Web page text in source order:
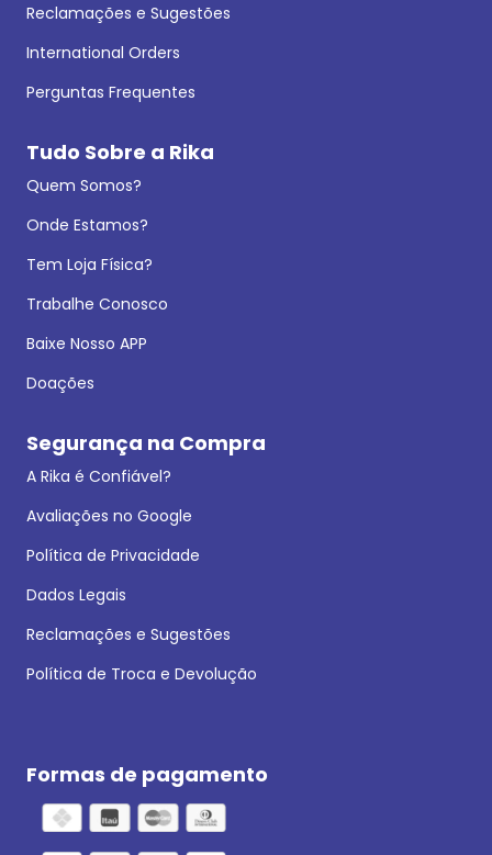
Reclamações e Sugestões
International Orders
Perguntas Frequentes
Tudo Sobre a Rika
Quem Somos?
Onde Estamos?
Tem Loja Física?
Trabalhe Conosco
Baixe Nosso APP
Doações
Segurança na Compra
A Rika é Confiável?
Avaliações no Google
Política de Privacidade
Dados Legais
Reclamações e Sugestões
Política de Troca e Devolução
Formas de pagamento